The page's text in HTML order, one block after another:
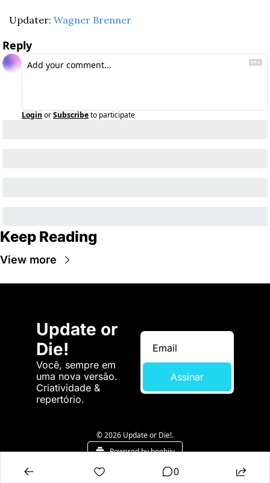
Updater: Wagner Brenner
Reply
Login orSubscribeto participate
Keep Reading
View more
Update or
Die!
Você, sempre em
uma nova versão.
Criatividade &
repertório.
Assinar
© 2026 Update or Die!.
Powered by beehiiv
0